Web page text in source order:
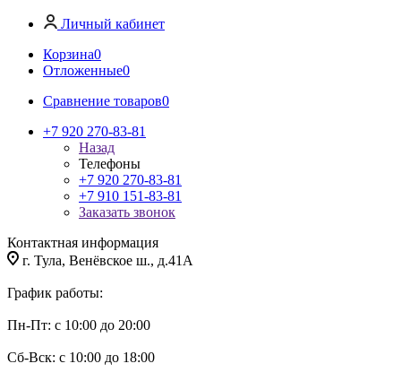
Личный кабинет
Корзина0
Отложенные0
Сравнение товаров0
+7 920 270-83-81
Назад
Телефоны
+7 920 270-83-81
+7 910 151-83-81
Заказать звонок
Контактная информация
г. Тула, Венёвское ш., д.41А
График работы:
Пн-Пт: с 10:00 до 20:00
Сб-Вск: с 10:00 до 18:00